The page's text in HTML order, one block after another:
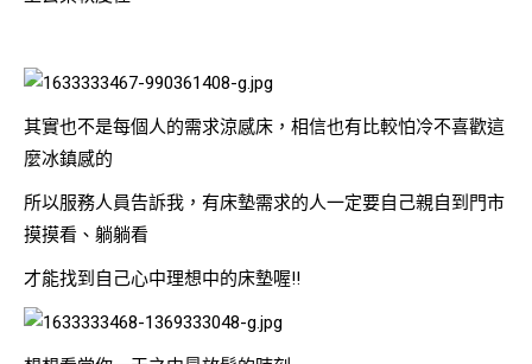
其實也不是每個人的需求涼感床，相信也有比較怕冷不喜歡這
麼冰鎮感的
所以服務人員告訴我，有床墊需求的人一定要自己親自到門市
摸摸看、躺躺看
才能找到自己心中理想中的床墊喔!!